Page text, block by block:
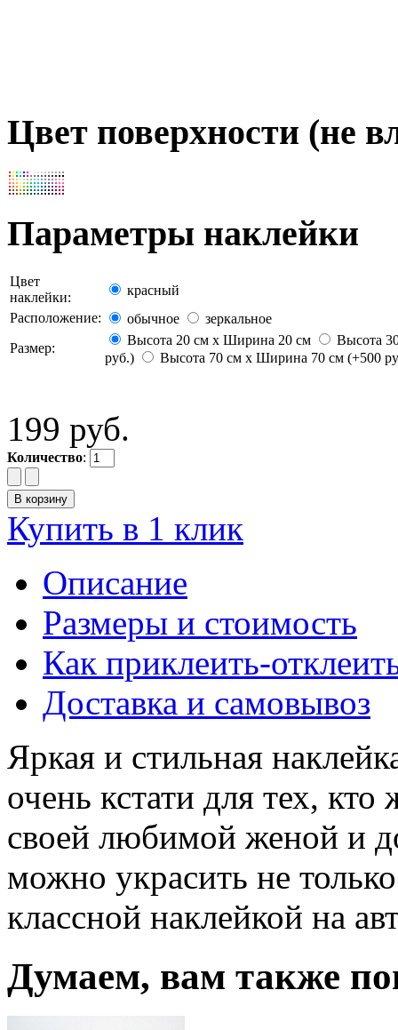
Цвет поверхности (не
Параметры наклейки
Цвет
наклейки:
красный
Расположение:
обычное
зеркальное
Размер:
Высота 20 см х Ширина 20 см
Высота
руб.)
Высота 70 см х Ширина 70 см (+500
199 руб.
Количество:
Купить в 1 клик
Описание
Размеры и стоимость
Как приклеить-
Доставка и самовывоз
Яркая и стильная
очень кстати для тех,
своей любимой женой и
можно украсить не
классной наклейкой на
Думаем, вам также